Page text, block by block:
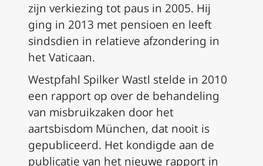
zijn verkiezing tot paus in 2005. Hij
ging in 2013 met pensioen en leeft
sindsdien in relatieve afzondering in
het Vaticaan.
Westpfahl Spilker Wastl stelde in 2010
een rapport op over de behandeling
van misbruikzaken door het
aartsbisdom München, dat nooit is
gepubliceerd. Het kondigde aan de
publicatie van het nieuwe rapport in